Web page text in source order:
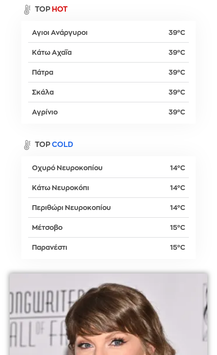
TOP HOT
Αγιοι Ανάργυροι 39°C
Κάτω Αχαΐα 39°C
Πάτρα 39°C
Σκάλα 39°C
Αγρίνιο 39°C
TOP COLD
Οχυρό Νευροκοπίου 14°C
Κάτω Νευροκόπι 14°C
Περιθώρι Νευροκοπίου 14°C
Μέτσοβο 15°C
Παρανέστι 15°C